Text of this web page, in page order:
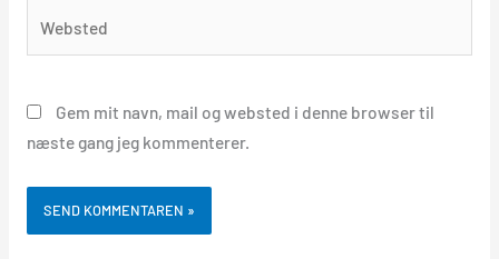
Gem mit navn, mail og websted i denne browser til
næste gang jeg kommenterer.